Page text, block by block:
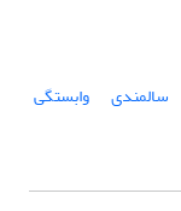
سالمندی وابستگی